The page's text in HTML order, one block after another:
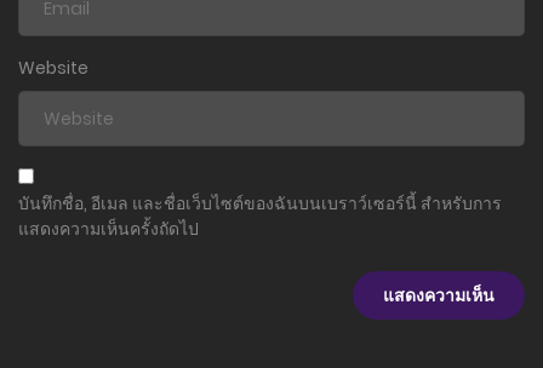
Website
บันทึกชื่อ, อีเมล และชื่อเว็บไซต์ของฉันบนเบราว์เซอร์นี้ สำหรับการ
แสดงความเห็นครั้งถัดไป